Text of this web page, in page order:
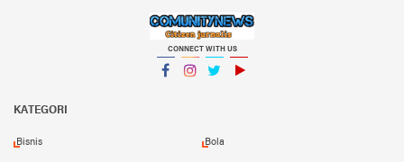
CONNECT WITH US
KATEGORI
Bisnis Bola